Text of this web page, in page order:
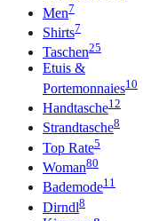
Men7
Shirts7
Taschen25
Etuis &
Portemonnaies10
Handtasche12
Strandtasche8
Top Rate5
Woman80
Bademode11
Dirndl8